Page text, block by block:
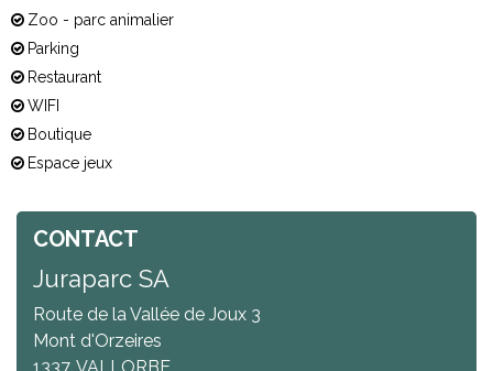
Zoo - parc animalier
Parking
Restaurant
WIFI
Boutique
Espace jeux
CONTACT
Juraparc SA
Route de la Vallée de Joux 3
Mont d'Orzeires